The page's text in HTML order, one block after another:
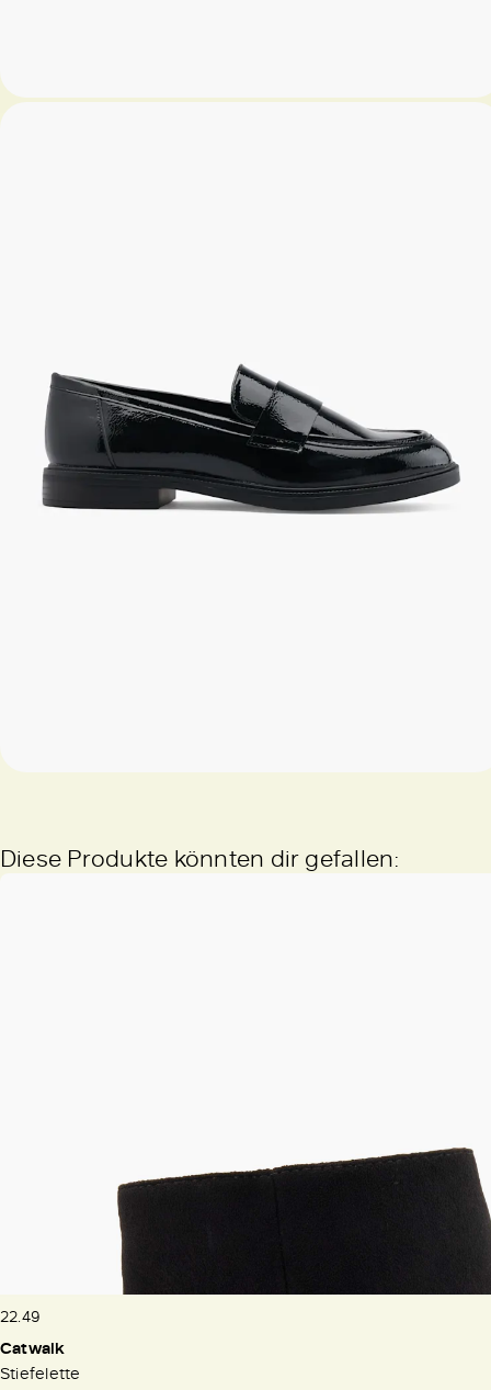
Diese Produkte könnten dir gefallen:
22.49
Catwalk
Stiefelette